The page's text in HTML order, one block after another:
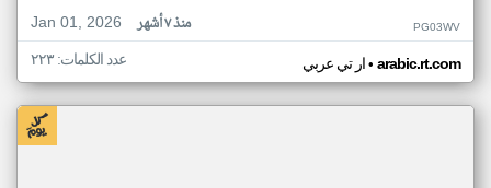
Jan 01, 2026
منذ ٧ أشهر PG03WV
ار تي عربي• arabic.rt.com عدد الكلمات: ٢٢٣